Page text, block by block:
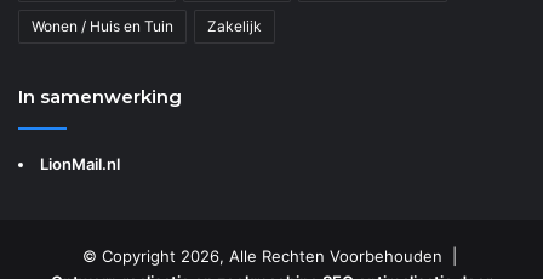
Wonen / Huis en Tuin Zakelijk
In samenwerking
LionMail.nl
© Copyright 2026, Alle Rechten Voorbehouden |